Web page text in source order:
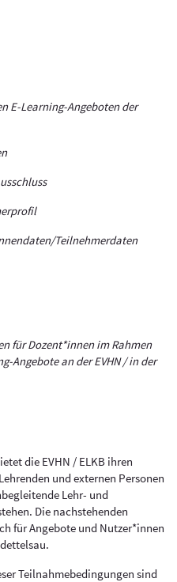
E-Learning-Angeboten der
Teilnehmerdaten
für Dozent*innen im Rahmen
Angebote an der EVHN / in der
die EVHN / ELKB ihren
und externen Personen
Lehr- und
Die nachstehenden
für Angebote und Nutzer*innen
Teilnahmebedingungen sind